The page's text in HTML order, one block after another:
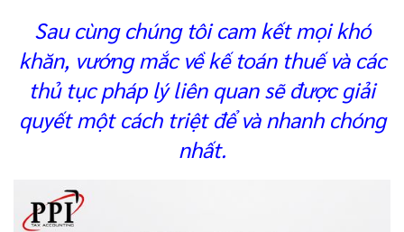
Sau cùng chúng tôi cam kết mọi khó
khăn, vướng mắc về kế toán thuế và các
thủ tục pháp lý liên quan sẽ được giải
quyết một cách triệt để và nhanh chóng
nhất.